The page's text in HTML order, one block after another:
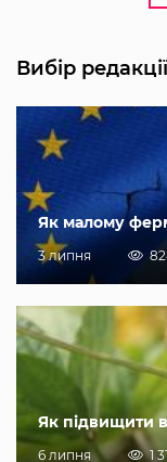
Вибір редакції
Як малому
3 липня
Як підвищити
6 липня 1